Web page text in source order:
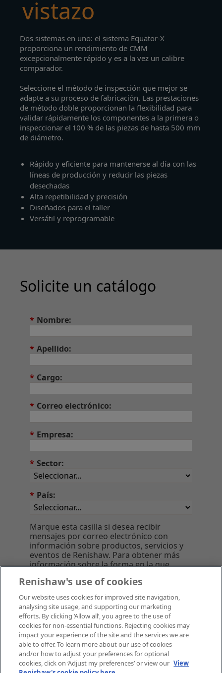
vistazo
Dos sistemas en uno: el sistema Equator-X
proporciona un rendimiento de CMM
excepcionalmente rápido y es a la vez un calibre
comparador.
Seleccione el método de inspección que mejor se
adapte a su proceso de fabricación. Las prestaciones
de método doble proporcionan la flexibilidad para
validar rápidamente los componentes a la primera o
inspeccionar el 100 % de las piezas de hasta 500 mm
de diámetro.
Rápido y eficiente para mantenerse al día con las
líneas de producción y reducir las piezas
desechadas
Alta repetibilidad y precisión
Diseñados para el taller
Versátil y reprogramable
Solicite un catálogo
* Nombre:
* Apellido:
* Cargo:
* Correo electrónico:
* Empresa:
* Sector:
* País:
Marque esta casilla si desea recibir
mensajes por correo electrónico con
información sobre productos, servicios y
eventos de Renishaw. Para obtener más
información sobre la forma en la que
nuestro Aviso sobre privacidad
Enviar
Renishaw's use of cookies
Our website uses cookies for improved site navigation,
analysing site usage, and supporting our marketing
efforts. By clicking ‘Allow all’, you agree to the use of
cookies for non-essential functions. Rejecting cookies may
impact your experience of the site and the services we are
able to offer. To learn more about our use of cookies
and/or how to adjust your preferences for optional
cookies, click on ‘Adjust my preferences’ or view our View